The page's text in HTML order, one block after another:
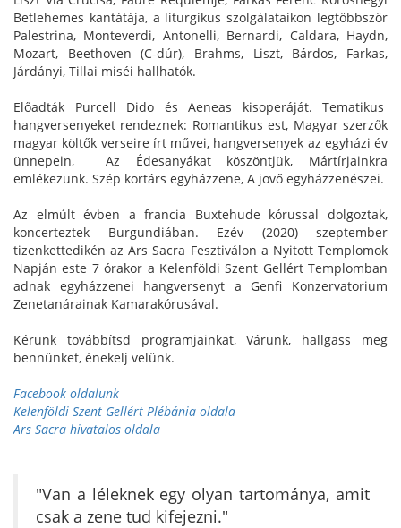
Betlehemes kantátája, a liturgikus szolgálataikon legtöbbször
Palestrina, Monteverdi, Antonelli, Bernardi, Caldara, Haydn,
Mozart, Beethoven (C-dúr), Brahms, Liszt, Bárdos, Farkas,
Járdányi, Tillai miséi hallhatók.
Előadták Purcell Dido és Aeneas kisoperáját. Tematikus
hangversenyeket rendeznek: Romantikus est, Magyar szerzők
magyar költők verseire írt művei, hangversenyek az egyházi év
ünnepein, Az Édesanyákat köszöntjük, Mártírjainkra
emlékezünk. Szép kortárs egyházzene, A jövő egyházzenészei.
Az elmúlt évben a francia Buxtehude kórussal dolgoztak,
koncerteztek Burgundiában. Ezév (2020) szeptember
tizenkettedikén az Ars Sacra Fesztiválon a Nyitott Templomok
Napján este 7 órakor a Kelenföldi Szent Gellért Templomban
adnak egyházzenei hangversenyt a Genfi Konzervatorium
Zenetanárainak Kamarakórusával.
Kérünk továbbítsd programjainkat, Várunk, hallgass meg
bennünket, énekelj velünk.
Facebook oldalunk
Kelenföldi Szent Gellért Plébánia oldala
Ars Sacra hivatalos oldala
"Van a léleknek egy olyan tartománya, amit
csak a zene tud kifejezni."